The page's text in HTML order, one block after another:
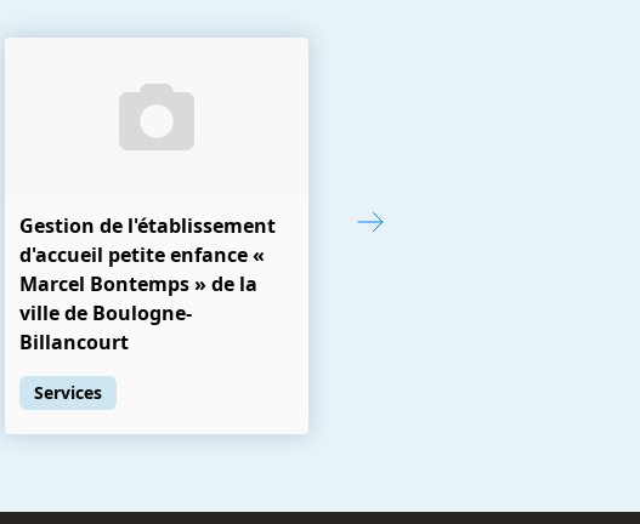
Gestion de l'établissement
d'accueil petite enfance «
Marcel Bontemps » de la
ville de Boulogne-
Billancourt
Services